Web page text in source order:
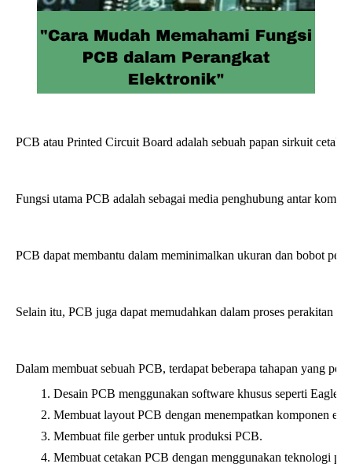
PCB atau Printed Circuit Board adalah sebuah papan sirkuit
Fungsi utama PCB adalah sebagai media penghubung antar
PCB dapat membantu dalam meminimalkan ukuran dan bobot
Selain itu, PCB juga dapat memudahkan dalam proses perakitan
Dalam membuat sebuah PCB, terdapat beberapa tahapan yang
Desain PCB menggunakan software khusus seperti Eagle
Membuat layout PCB dengan menempatkan komponen
Membuat file gerber untuk produksi PCB.
Membuat cetakan PCB dengan menggunakan teknologi